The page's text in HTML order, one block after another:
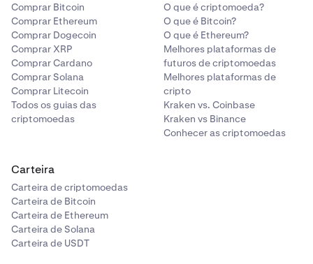
1 mil M$ – 5 mil M$
0% / 0.05%
-0,006% / 0,0135%
5 mil M$+
-0,006% / 0,0125%
Comprar Bitcoin
Comprar Ethereum
Comprar Dogecoin
Comprar XRP
Comprar Cardano
Comprar Solana
Comprar Litecoin
Todos os guias das
criptomoedas
O que é criptomoeda?
O que é Bitcoin?
O que é Ethereum?
Melhores plataformas de
futuros de criptomoedas
Melhores plataformas de
cripto
Kraken vs. Coinbase
Kraken vs Binance
Conhecer as criptomoedas
Carteira
Carteira de criptomoedas
Carteira de Bitcoin
Carteira de Ethereum
Carteira de Solana
Carteira de USDT